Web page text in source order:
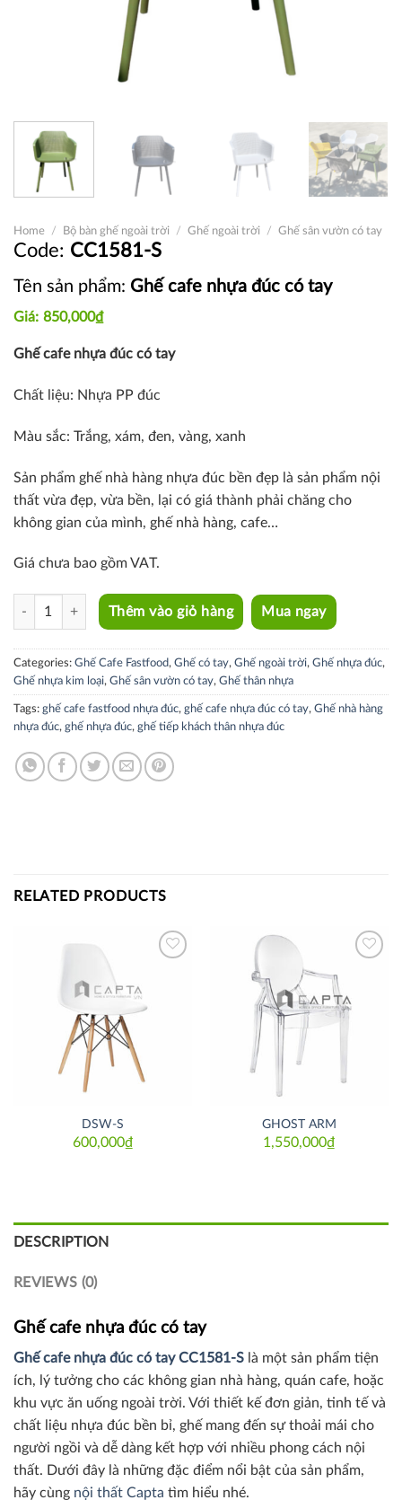
Home / Bộ bàn ghế ngoài trời / Ghế ngoài trời / Ghế sân vườn có tay
CC1581-S
Tên sản phẩm: Ghế cafe nhựa đúc có tay
850,000₫
Ghế cafe nhựa đúc có tay
Chất liệu: N hựa PP đúc
Màu sắc: Trắng, xám, đen, vàng, xanh
Sản phẩm ghế nhà hàng nhựa đúc bền đẹp là sản phẩm nội
thất vừa đẹp, vừa bền, lại có giá thành phải chăng cho
không gian của mình, ghế nhà hàng, cafe…
Giá chưa bao gồm VAT.
CC1581-S quantity
Thêm vào giỏ hàng Mua ngay
Categories: Ghế Cafe Fastfood, Ghế có tay, Ghế ngoài trời, Ghế nhựa đúc,
Ghế nhựa kim loại, Ghế sân vườn có tay, Ghế thân nhựa
Tags: ghế cafe fastfood nhựa đúc, ghế cafe nhựa đúc có tay, Ghế nhà hàng
nhựa đúc, ghế nhựa đúc, ghế tiếp khách thân nhựa đúc
RELATED PRODUCTS
DSW-S
600,000₫
GHOST ARM
1,550,000₫
DESCRIPTION
REVIEWS (0)
Ghế cafe nhựa đúc có tay
Ghế cafe nhựa đúc có tay CC1581-S là một sản phẩm tiện
ích, lý tưởng cho các không gian nhà hàng, quán cafe, hoặc
khu vực ăn uống ngoài trời. Với thiết kế đơn giản, tinh tế và
chất liệu nhựa đúc bền bỉ, ghế mang đến sự thoải mái cho
người ngồi và dễ dàng kết hợp với nhiều phong cách nội
thất. Dưới đây là những đặc điểm nổi bật của sản phẩm,
hãy cùng nội thất Capta tìm hiểu nhé.